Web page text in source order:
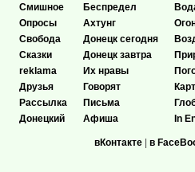
Смишное
Опросы
Свобода
Сказки
reklama
Друзья
Рассылка
Донецкий
Беспредел
Ахтунг
Донецк сегодня
Донецк завтра
Их нравы
Говорят
Письма
Афиша
In
вКонтакте | в